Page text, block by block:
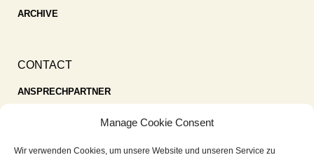
Manage Cookie Consent
Wir verwenden Cookies, um unsere Website und unseren Service zu
ARCHIVE
CONTACT
ANSPRECHPARTNER